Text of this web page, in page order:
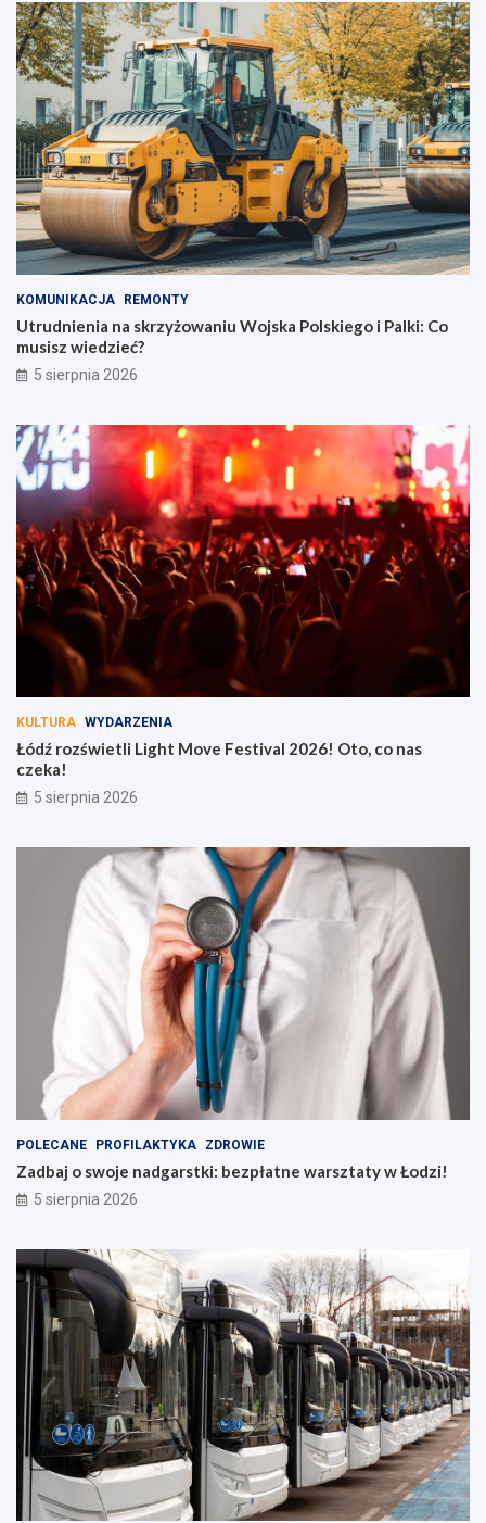
KOMUNIKACJA REMONTY
Utrudnienia na skrzyżowaniu Wojska Polskiego i Palki: Co
musisz wiedzieć?
5 sierpnia 2026
KULTURA WYDARZENIA
Łódź rozświetli Light Move Festival 2026! Oto, co nas
czeka!
5 sierpnia 2026
POLECANE PROFILAKTYKA ZDROWIE
Zadbaj o swoje nadgarstki: bezpłatne warsztaty w Łodzi!
5 sierpnia 2026